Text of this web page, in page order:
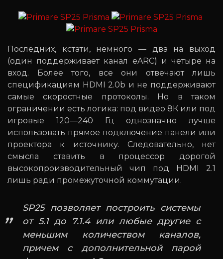
Последних, кстати, немного — два на выход
(один поддерживает канал eARC) и четыре на
вход. Более того, все они отвечают лишь
спецификациям HDMI 2.0b и не поддерживают
самые скоростные протоколы. Но в таком
ограничении есть логика: под видео 8К или под
игровые 120—240 Гц однозначно лучше
использовать прямое подключение панели или
проектора к источнику. Следовательно, нет
смысла ставить в процессор дорогой
высокопроизводительный чип под HDMI 2.1
лишь ради промежуточной коммутации.
SP25 позволяет построить системы
от 5.1 до 7.1.4 или любые другие с
меньшим количеством каналов,
причем с дополнительной парой